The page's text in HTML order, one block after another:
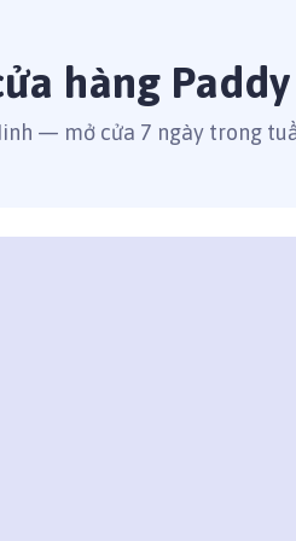
hàng Paddy
— mở cửa 7 ngày trong